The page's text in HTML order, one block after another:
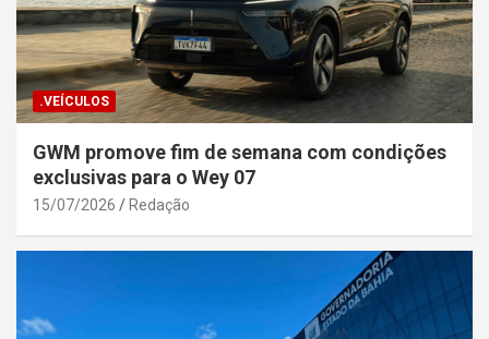
.VEÍCULOS
GWM promove fim de semana com condições
exclusivas para o Wey 07
15/07/2026 Redação